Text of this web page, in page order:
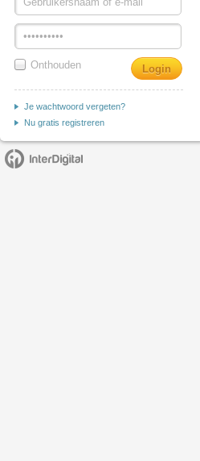
Onthouden
Je wachtwoord vergeten?
Nu gratis registreren